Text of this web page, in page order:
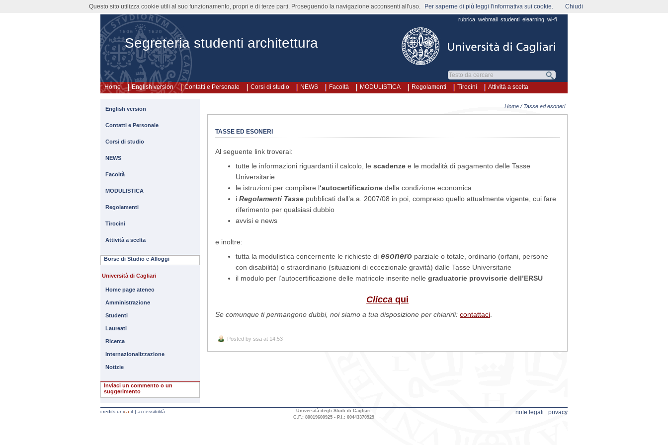
Segreteria studenti architettura
Home
rubrica webmail studenti elearning wi-fi
English version Contatti e Personale Corsi di studio NEWS Facoltà MODULISTICA Regolamenti Tirocini Attività a scelta
Home / Tasse ed esoneri
TASSE ED ESONERI
Al seguente link troverai:
tutte le informazioni riguardanti il calcolo, le scadenzee le modalità di pagamento delle Tasse
Universitarie
le istruzioni per compilare l‘autocertificazionedella condizione economica
i Regolamenti Tassepubblicati dall’a.a. 2007/08 in poi, compreso quello attualmente vigente, cui fare
riferimento per qualsiasi dubbio
avvisi e news
e inoltre:
tutta la modulistica concernente le richieste di esoneroparziale o totale, ordinario (orfani, persone
con disabilità) o straordinario (situazioni di eccezionale gravità) dalle Tasse Universitarie
il modulo per l’autocertificazione delle matricole inserite nelle graduatorie provvisorie dell’ERSU
Clicca qui
Se comunque ti permangono dubbi, noi siamo a tua disposizione per chiarirli: contattaci
Posted by ssa at 14:53
English version
Contatti e Personale
Corsi di studio
NEWS
Facoltà
MODULISTICA
Regolamenti
Tirocini
Attività a scelta
Borse di Studio e Alloggi
Università di Cagliari
Home page ateneo
Amministrazione
Studenti
Laureati
Ricerca
Internazionalizzazione
Notizie
Inviaci un commento o un
suggerimento
credits unica .it | accessibilità
Università degli Studi di Cagliari
C.F.: 80019600925 - P.I.: 00443370929
note legali privacy
Questo sito utilizza cookie utili al suo funzionamento, propri e di terze parti. Proseguendo la navigazione acconsenti all'uso. Per saperne di più leggi l'informativa sui cookie. Chiudi